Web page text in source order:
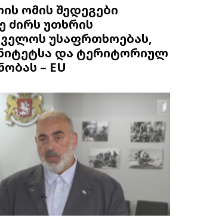
ომის შედეგები
ძირს უთხრის
უსაფრთხოებას,
და ტერიტორიულ
– EU